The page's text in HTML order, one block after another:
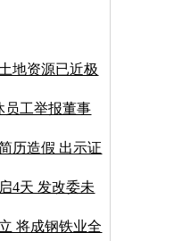
地资源已近极
员工举报董事
历造假 出示证
4天 发改委未
将成钢铁业全